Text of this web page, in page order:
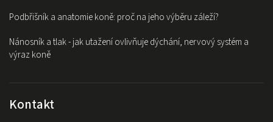
Podbřišník a anatomie koně: proč na jeho výběru záleží?
Nánosník a tlak - jak utažení ovlivňuje dýchání, nervový systém a
výraz koně
Kontakt